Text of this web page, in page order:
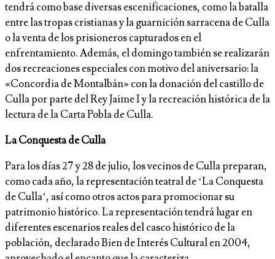
tendrá como base diversas escenificaciones, como la batalla
entre las tropas cristianas y la guarnición sarracena de Culla
o la venta de los prisioneros capturados en el
enfrentamiento. Además, el domingo también se realizarán
dos recreaciones especiales con motivo del aniversario: la
«Concordia de Montalbán» con la donación del castillo de
Culla por parte del Rey Jaime I y la recreación histórica de la
lectura de la Carta Pobla de Culla.
La Conquesta de Culla
Para los días 27 y 28 de julio, los vecinos de Culla preparan,
como cada año, la representación teatral de ‘La Conquesta
de Culla’, así como otros actos para promocionar su
patrimonio histórico. La representación tendrá lugar en
diferentes escenarios reales del casco histórico de la
población, declarado Bien de Interés Cultural en 2004,